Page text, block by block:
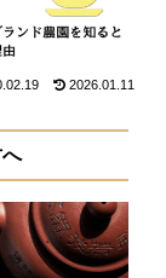
2026.01.11